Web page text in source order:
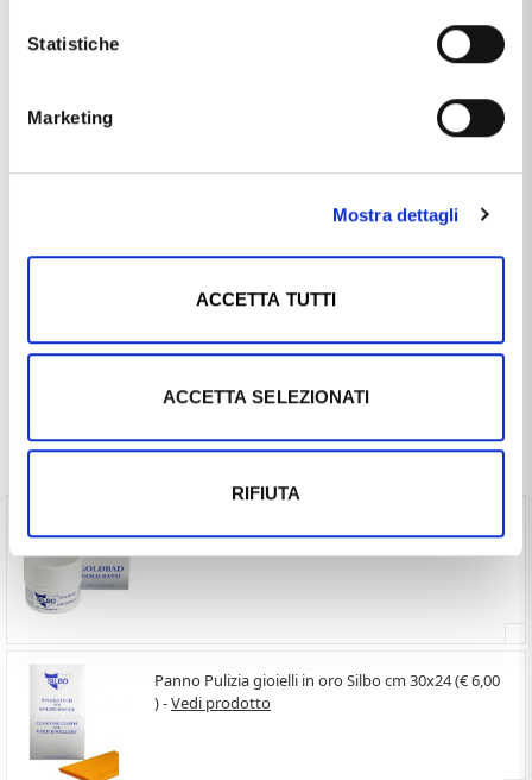
Statistiche
Marketing
Mostra dettagli
ACCETTA TUTTI
ACCETTA SELEZIONATI
RIFIUTA
Materiale
ORECCHINI CERCHIO PICCOLI
CAPPAGLI
GIOIELLI, che trovi nella categoriaORECCHINI IN ORO, e
, è un prodotto che al momento ha
pari a€ 99,00.
Spesso comprati insieme
Panno Pulizia gioielli in oro Silbo cm 30x24 (€ 6,00
) -Vedi prodotto